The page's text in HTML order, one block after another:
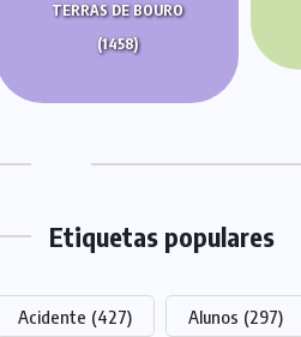
TERRAS DE BOURO
(1458)
Etiquetas populares
Acidente (427) Alunos (297)